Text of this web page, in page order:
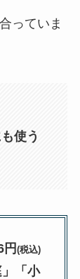
っていま
使う
円(税込)
「小